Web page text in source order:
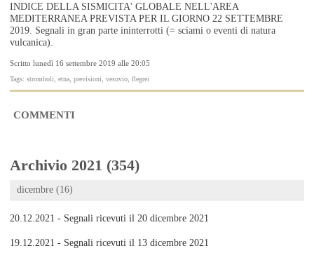
INDICE DELLA SISMICITA' GLOBALE NELL'AREA
MEDITERRANEA PREVISTA PER IL GIORNO 22 SETTEMBRE
2019. Segnali in gran parte ininterrotti (= sciami o eventi di natura
vulcanica).
Scritto lunedì 16 settembre 2019 alle 20:05
Tags: stromboli, etna, previsioni, vesuvio, flegrei
COMMENTI
Archivio 2021 (354)
dicembre (16)
20.12.2021 - Segnali ricevuti il 20 dicembre 2021
19.12.2021 - Segnali ricevuti il 13 dicembre 2021